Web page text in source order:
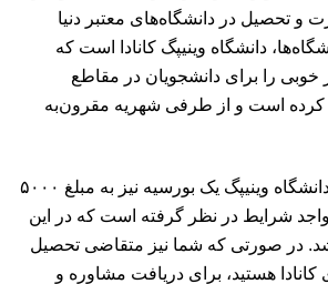
و تحصیل در دانشگاه‌های معتبر دنیا
دانشگاه وینیپگ کانادا است که
را برای دانشجویان در مقاطع
کرده است و از طرفی شهریه مقرون‌به
در کنار شهریه پایین، دانشگاه وینیپگ یک بورسیه نیز به مبلغ ۵۰۰۰
واجد شرایط در نظر گرفته است که در این
شد. در صورتی که شما نیز متقاضی تحصیل
کانادا هستید، برای دریافت مشاوره و